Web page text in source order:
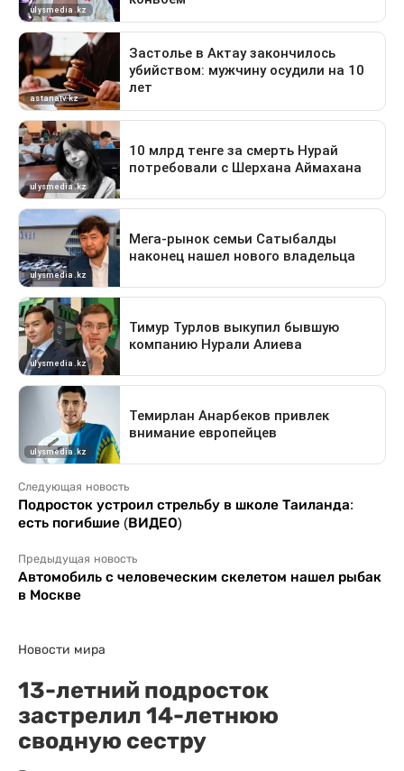
Следующая новость
Подросток устроил стрельбу в школе Таиланда:
есть погибшие (ВИДЕО)
Предыдущая новость
Автомобиль с человеческим скелетом нашел рыбак
в Москве
Новости мира
13-летний подросток
застрелил 14-летнюю
сводную сестру